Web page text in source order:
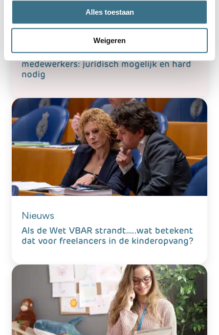
Alles toestaan
Weigeren
Inzet van zelfstandige pedagogisch
medewerkers: juridisch mogelijk en hard
nodig
Nieuws
Als de Wet VBAR strandt…..wat betekent
dat voor freelancers in de kinderopvang?